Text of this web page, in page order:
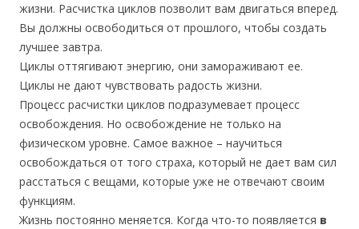
жизни. Расчистка циклов позволит вам двигаться вперед.
Вы должны освободиться от прошлого, чтобы создать
лучшее завтра.
Циклы оттягивают энергию, они замораживают ее.
Циклы не дают чувствовать радость жизни.
Процесс расчистки циклов подразумевает процесс
освобождения. Но освобождение не только на
физическом уровне. Самое важное – научиться
освобождаться от того страха, который не дает вам сил
расстаться с вещами, которые уже не отвечают своим
функциям.
Жизнь постоянно меняется. Когда что-то появляется в